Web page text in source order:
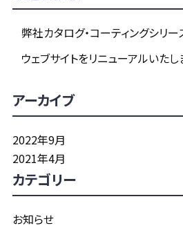
弊社カタログ・コーティングシリ
ウェブサイトをリニューアルいたし
アーカイブ
2022年9月
2021年4月
カテゴリー
お知らせ